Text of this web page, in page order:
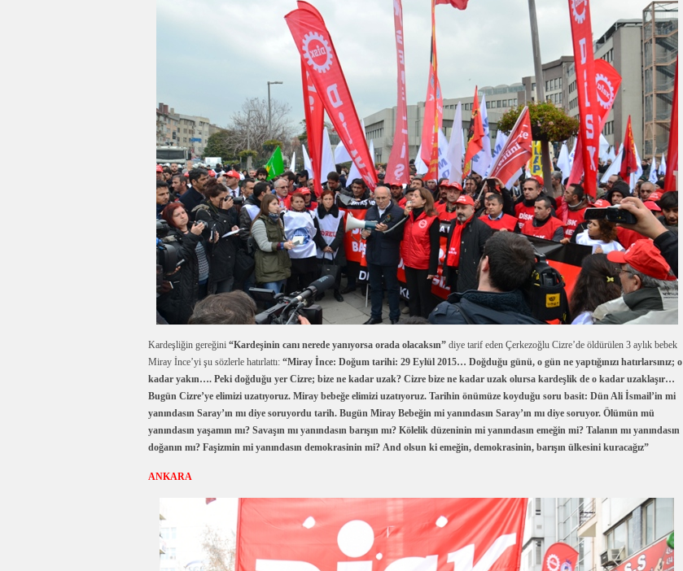
Kardeşliğin gereğini “Kardeşinin canı nerede yanıyorsa orada olacaksın” diye tarif eden Çerkezoğlu Cizre’de öldürülen 3 aylık bebek
Miray İnce’yi şu sözlerle hatırlattı: “Miray İnce: Doğum tarihi: 29 Eylül 2015… Doğduğu günü, o gün ne yaptığınızı hatırlarsınız; o
kadar yakın…. Peki doğduğu yer Cizre; bize ne kadar uzak? Cizre bize ne kadar uzak olursa kardeşlik de o kadar uzaklaşır…
Bugün Cizre’ye elimizi uzatıyoruz. Miray bebeğe elimizi uzatıyoruz. Tarihin önümüze koyduğu soru basit: Dün Ali İsmail’in mi
yanındasın Saray’ın mı diye soruyordu tarih. Bugün Miray Bebeğin mi yanındasın Saray’ın mı diye soruyor. Ölümün mü
yanındasın yaşamın mı? Savaşın mı yanındasın barışın mı? Kölelik düzeninin mi yanındasın emeğin mi? Talanın mı yanındasın
doğanın mı? Faşizmin mi yanındasın demokrasinin mi? And olsun ki emeğin, demokrasinin, barışın ülkesini kuracağız”
ANKARA